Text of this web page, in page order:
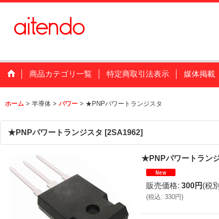
商品カテゴリ一覧 特定商取引法表示 媒体掲載
ホーム > 半導体 > パワー > ★PNPパワートランジスタ
★PNPパワートランジスタ [2SA1962]
★PNPパワートラン
販売価格: 300円 (税
(税込: 330円)